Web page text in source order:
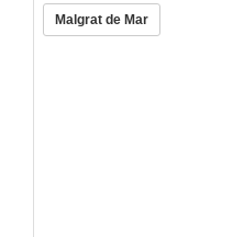
Malgrat de Mar